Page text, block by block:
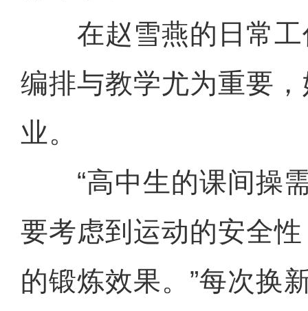
在赵雪燕的日常工
编排与教学尤为重要
业。
“高中生的课间操需
要考虑到运动的安全
的锻炼效果。”每次换